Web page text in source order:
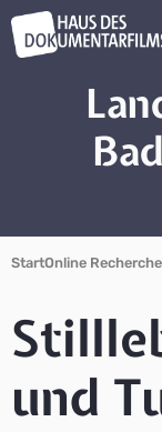
StartOnline Recherche
und